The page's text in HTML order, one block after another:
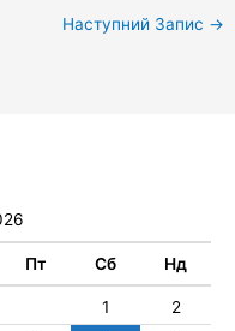
Наступний Запис →
Пт Сб Нд
1
2